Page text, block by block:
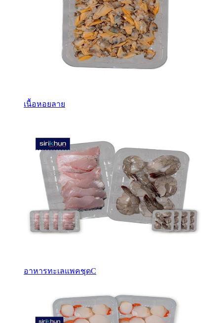
เนื้อหอยลาย
อาหารทะเลแพคชุดC